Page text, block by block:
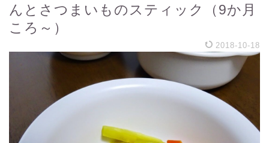
んとさつまいものスティック（9か月
ころ～）
2018-10-18